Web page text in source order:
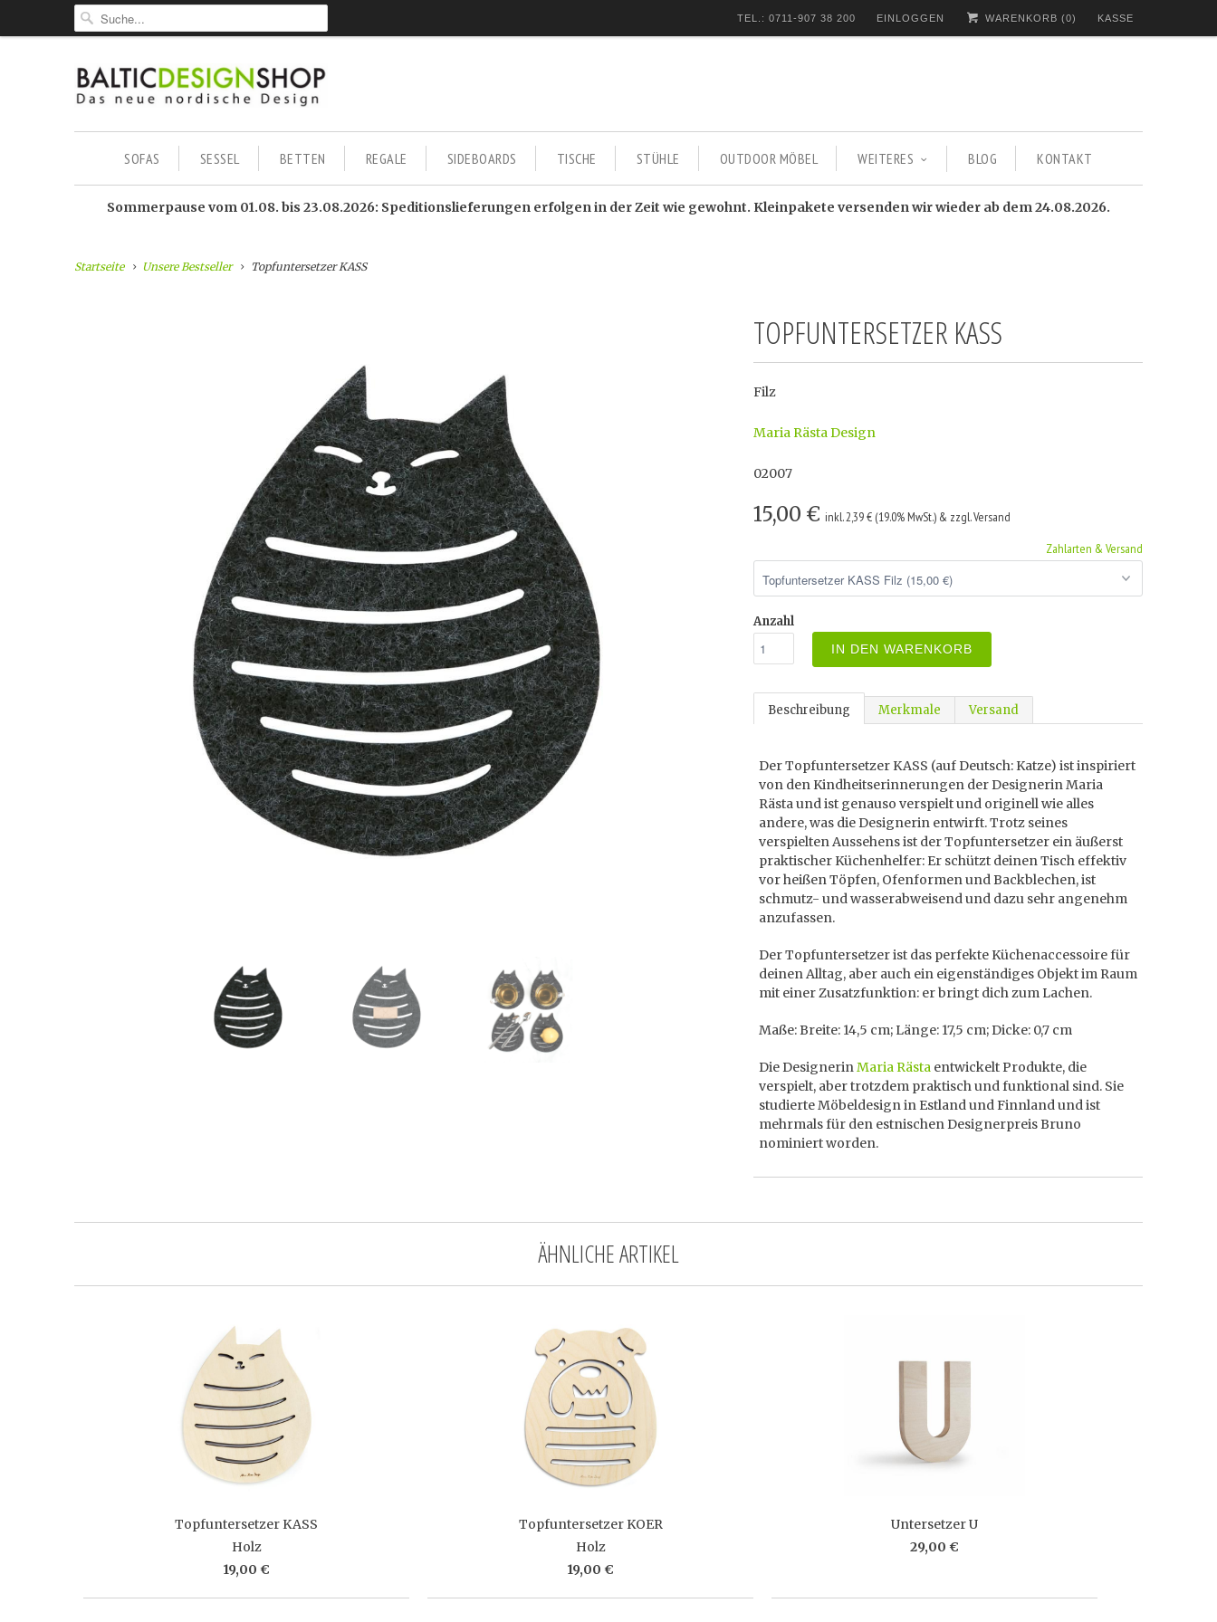
TEL.: 0711-907 38 200 EINLOGGEN WARENKORB (0) KASSE
SOFAS SESSEL BETTEN REGALE SIDEBOARDS TISCHE STÜHLE OUTDOOR MÖBEL WEITERES BLOG KONTAKT
Sommerpause vom 01.08. bis 23.08.2026: Speditionslieferungen erfolgen in der Zeit wie gewohnt. Kleinpakete versenden wir wieder ab dem 24.08.2026.
Startseite Unsere Bestseller Topfuntersetzer KASS
TOPFUNTERSETZER KASS
Filz
Maria Rästa Design
02007
15,00 € inkl. 2,39 € (19.0% MwSt.) & zzgl. Versand
Zahlarten & Versand
Anzahl
IN DEN WARENKORB
Beschreibung Merkmale Versand
Der Topfuntersetzer KASS (auf Deutsch: Katze) ist inspiriert
von den Kindheitserinnerungen der Designerin Maria
Rästa und ist genauso verspielt und originell wie alles
andere, was die Designerin entwirft. Trotz seines
verspielten Aussehens ist der Topfuntersetzer ein äußerst
praktischer Küchenhelfer: Er schützt deinen Tisch effektiv
vor heißen Töpfen, Ofenformen und Backblechen, ist
schmutz- und wasserabweisend und dazu sehr angenehm
anzufassen.
Der Topfuntersetzer ist das perfekte Küchenaccessoire für
deinen Alltag, aber auch ein eigenständiges Objekt im Raum
mit einer Zusatzfunktion: er bringt dich zum Lachen.
Maße: Breite: 14,5 cm; Länge: 17,5 cm; Dicke: 0,7 cm
Die DesignerinMaria Rästa entwickelt Produkte, die
verspielt, aber trotzdem praktisch und funktional sind. Sie
studierte Möbeldesign in Estland und Finnland und ist
mehrmals für den estnischen Designerpreis Bruno
nominiert worden.
ÄHNLICHE ARTIKEL
Topfuntersetzer KASS
Holz
19,00 €
Topfuntersetzer KOER
Holz
19,00 €
Untersetzer U
29,00 €